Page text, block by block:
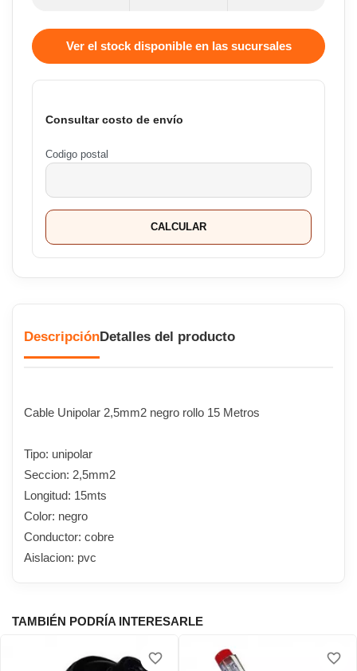
Ver el stock disponible en las sucursales
Consultar costo de envío
Codigo postal
CALCULAR
DescripciónDetalles del producto
Cable Unipolar 2,5mm2 negro rollo 15 Metros
Tipo: unipolar
Seccion: 2,5mm2
Longitud: 15mts
Color: negro
Conductor: cobre
Aislacion: pvc
TAMBIÉN PODRÍA INTERESARLE
favorite_border favorite_border